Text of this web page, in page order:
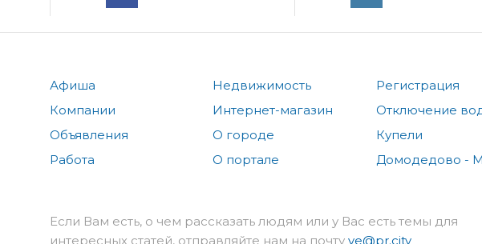
Афиша
Компании
Объявления
Работа
Недвижимость
Интернет-магазин
О городе
О портале
Регистрация
Отключение
Купели
Домодедово -
Если Вам есть, о чем рассказать людям или у Вас есть темы для
интересных статей, отправляйте нам на почту ve@pr.city